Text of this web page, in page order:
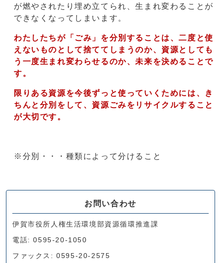
が燃やされたり埋め立てられ、生まれ変わることが
できなくなってしまいます。
わたしたちが「ごみ」を分別することは、二度と使
えないものとして捨ててしまうのか、資源としても
う一度生まれ変わらせるのか、未来を決めることで
す。
限りある資源を今後ずっと使っていくためには、き
ちんと分別をして、資源ごみをリサイクルすること
が大切です。
※分別・・・種類によって分けること
お問い合わせ
伊賀市役所人権生活環境部資源循環推進課
電話: 0595-20-1050
ファックス: 0595-20-2575